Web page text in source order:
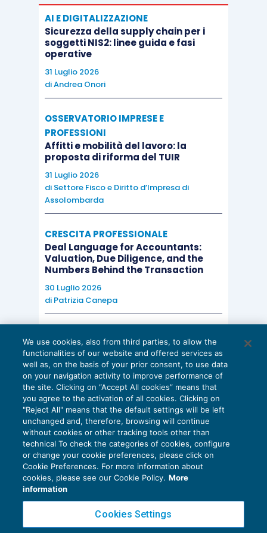
AI E DIGITALIZZAZIONE
Sicurezza della supply chain per i
soggetti NIS2: linee guida e fasi
operative
31 Luglio 2026
diAndrea Onori
OSSERVATORIO IMPRESE E
PROFESSIONI
Affitti e mobilità del lavoro: la
proposta di riforma del TUIR
31 Luglio 2026
di Settore Fisco e Diritto d’Impresa di
Assolombarda
CRESCITA PROFESSIONALE
Deal Language for Accountants:
Valuation, Due Diligence, and the
Numbers Behind the Transaction
30 Luglio 2026
di Patrizia Canepa
EU AI Act e studi professionali: le
scadenze concrete
27 Luglio 2026
di Diego BarberieStefano Dovier
Privacy Policy
Cookie Policy
We use cookies, also from third parties, to allow the
functionalities of our website and offered services as
well as, on the basis of your prior consent, to use data
on your navigation activity to improve performance of
the site. Clicking on “Accept All cookies” means that
you agree to the activation of all cookies. Clicking on
"Reject All" means that the default settings will be left
unchanged and, therefore, browsing will continue
without cookies or other tracking tools other than
technical To check the categories of cookies, configure
or change your cookie preferences, please click on
Cookie Preferences. For more information about
cookies, please see our Cookie Policy. More
information
Cookies Settings